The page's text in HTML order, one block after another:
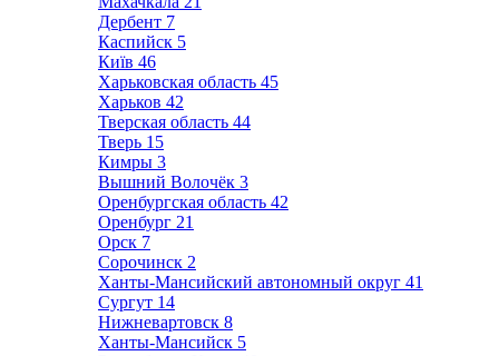
Дербент 7
Каспийск 5
Київ 46
Харьковская область 45
Харьков 42
Тверская область 44
Тверь 15
Кимры 3
Вышний Волочёк 3
Оренбургская область 42
Оренбург 21
Орск 7
Сорочинск 2
Ханты-Мансийский автономный округ 41
Сургут 14
Нижневартовск 8
Ханты-Мансийск 5